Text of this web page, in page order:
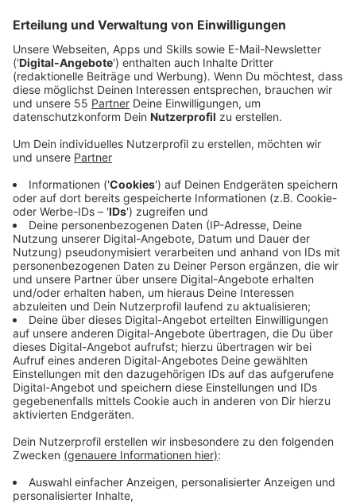
Anzeige
InNettetal-Breyell geht der Bau einer neuen
Kindertagesstätte sichtbar voran. Die Stadt hat jetzt
zumRichtfest der Kita „NetteWelt“ eingeladen. Der
Platz für rund 80 Kinder in Breyell
Anzeige
Die neue Kita wirdvier Gruppenumfassen und auf
einem etwa3.210 Quadratmeter großen
Grundstückerrichtet. Nach Angaben der Stadt sollen
dort künftigrund 80 Kinderbetreut werden. Damit
reagiert Nettetal auf den steigenden Bedarf an
Betreuungsplätzen im Stadtgebiet.
Mehr als fünf Millionen Euro Investition